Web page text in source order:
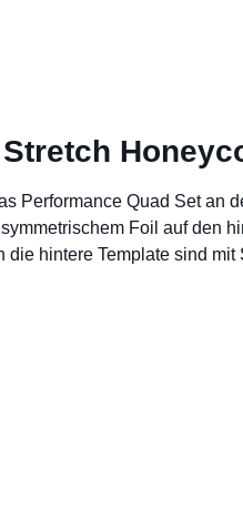
Performance Quad Set an
Foil auf den
hintere Template sind